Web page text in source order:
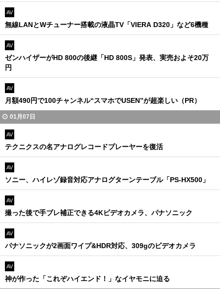
AV
無線LANとWチューナー搭載の液晶TV「VIERA D320」など6機種
AV
ゼンハイザーがHD 800の後継「HD 800S」発表、実売およそ20万
円
AV
月額490円で100チャンネル“スマホでUSEN”が超楽しい（PR）
01月07日
AV
テクニクスの名アナログレコードプレーヤーを復活
AV
ソニー、ハイレゾ録音対応アナログターンテーブル「PS-HX500」
AV
撮った後で手ブレ補正できる4Kビデオカメラ、パナソニック
AV
パナソニックが2画面ワイプ&HDR対応、309gのビデオカメラ
AV
神が作った「これぞハイエンド！」なイヤモニに迫る